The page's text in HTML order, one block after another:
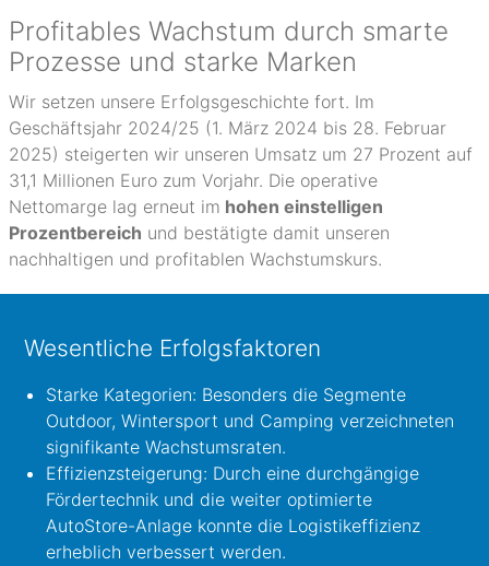
Profitables Wachstum durch smarte
Prozesse und starke Marken
Wir setzen unsere Erfolgsgeschichte fort. Im
Geschäftsjahr 2024/25 (1. März 2024 bis 28. Februar
2025) steigerten wir unseren Umsatz um 27 Prozent auf
31,1 Millionen Euro zum Vorjahr. Die operative
Nettomarge lag erneut im hohen einstelligen
Prozentbereich und bestätigte damit unseren
nachhaltigen und profitablen Wachstumskurs.
Wesentliche Erfolgsfaktoren
Starke Kategorien: Besonders die Segmente
Outdoor, Wintersport und Camping verzeichneten
signifikante Wachstumsraten.
Effizienzsteigerung: Durch eine durchgängige
Fördertechnik und die weiter optimierte
AutoStore-Anlage konnte die Logistikeffizienz
erheblich verbessert werden.